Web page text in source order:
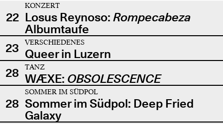
22
KONZERT
Losus Reynoso: Rompecabeza
Albumtaufe
23
VERSCHIEDENES
Queer in Luzern
28
TANZ
WÆXE: OBSOLESCENCE
28
SOMMER IM SÜDPOL
Sommer im Südpol: Deep Fried
Galaxy